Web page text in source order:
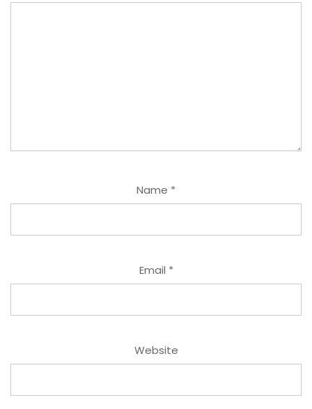
Name *
Email *
Website